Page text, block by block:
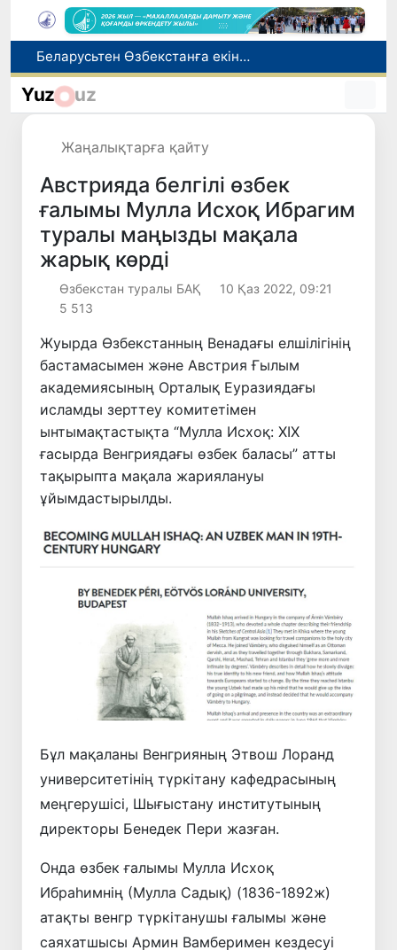
Адам саудасынан зардап шеккен азаматтар әлеуметтік қызметтермен қамтылады
Yuz uz
Жаңалықтарға қайту
Австрияда белгілі өзбек
ғалымы Мулла Исхоқ Ибрагим
туралы маңызды мақала
жарық көрді
Өзбекстан туралы БАҚ
10 Қаз 2022, 09:21
5 513
Жуырда Өзбекстанның Венадағы елшілігінің
бастамасымен және Австрия Ғылым
академиясының Орталық Еуразиядағы
исламды зерттеу комитетімен
ынтымақтастықта “Мулла Исхоқ: XIX
ғасырда Венгриядағы өзбек баласы” атты
тақырыпта мақала жариялануы
ұйымдастырылды.
Бұл мақаланы Венгрияның Этвош Лоранд
университетінің түркітану кафедрасының
меңгерушісі, Шығыстану институтының
директоры Бенедек Пери жазған.
Онда өзбек ғалымы Мулла Исхоқ
Ибраһимнің (Мулла Садық) (1836-1892ж)
атақты венгр түркітанушы ғалымы және
саяхатшысы Армин Вамберимен кездесуі